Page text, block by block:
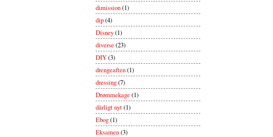
dimission(1)
dip(4)
Disney(1)
diverse(23)
DIY(3)
drengeaften(1)
dressing(7)
Drømmekage(1)
dårligt nyt(1)
Ebog(1)
Eksamen(3)